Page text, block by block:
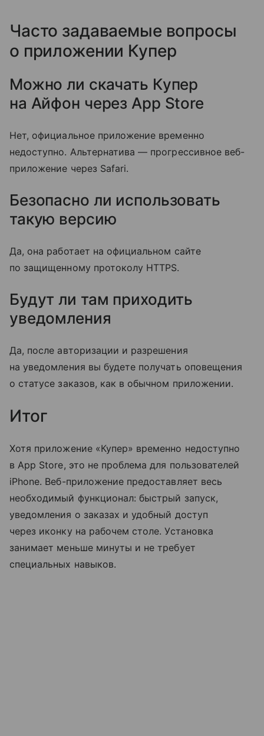
Часто задаваемые вопросы
о приложении Купер
Можно ли скачать Купер
на Айфон через App Store
Нет, официальное приложение временно
недоступно. Альтернатива — прогрессивное веб-
приложение через Safari.
Безопасно ли использовать
такую версию
Да, она работает на официальном сайте
по защищенному протоколу HTTPS.
Будут ли там приходить
уведомления
Да, после авторизации и разрешения
на уведомления вы будете получать оповещения
о статусе заказов, как в обычном приложении.
Итог
Хотя приложение «Купер» временно недоступно
в App Store, это не проблема для пользователей
iPhone. Веб-приложение предоставляет весь
необходимый функционал: быстрый запуск,
уведомления о заказах и удобный доступ
через иконку на рабочем столе. Установка
занимает меньше минуты и не требует
специальных навыков.